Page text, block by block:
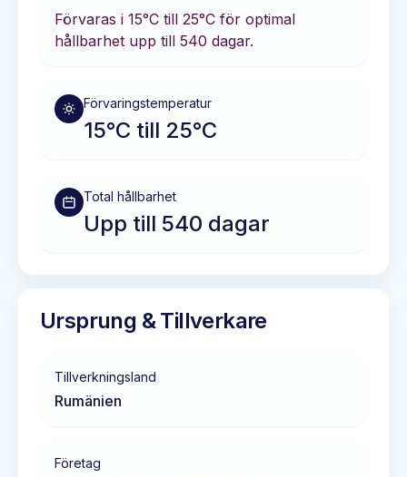
Förvaras i 15°C till 25°C för optimal
hållbarhet upp till 540 dagar.
Förvaringstemperatur
15°C till 25°C
Total hållbarhet
Upp till 540 dagar
Ursprung & Tillverkare
Tillverkningsland
Rumänien
Företag